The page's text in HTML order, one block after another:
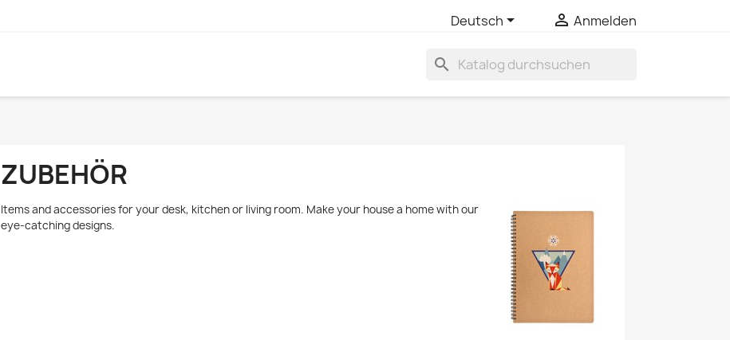
Deutsch  Anmelden
search
ZUBEHÖR
Items and accessories for your desk, kitchen or living room. Make your house a home with our
eye-catching designs.